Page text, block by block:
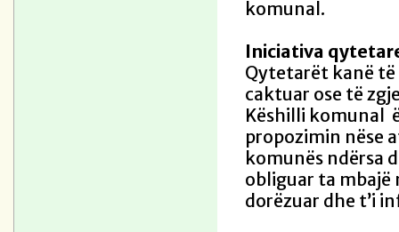
komunal.
Iniciativa
Qytetarët kanë të
caktuar ose të
Këshilli komunal
propozimin nëse
komunës ndërsa
obliguar ta mbajë
dorëzuar dhe t’i